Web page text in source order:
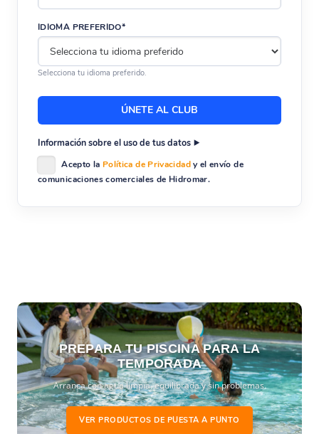
IDIOMA PREFERIDO*
Selecciona tu idioma preferido.
Información sobre el uso de tus datos
Acepto la Política de Privacidady el envío de
comunicaciones comerciales de Hidromar.
PREPARA TU PISCINA PARA LA
TEMPORADA
Arranca con agua limpia, equilibrada y sin problemas.
VER PRODUCTOS DE PUESTA A PUNTO